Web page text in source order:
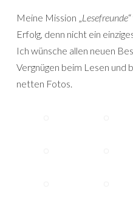
Meine Mission „Lesefreunde
Erfolg, denn nicht ein
Ich wünsche allen neuen
Vergnügen beim Lesen und
netten Fotos.